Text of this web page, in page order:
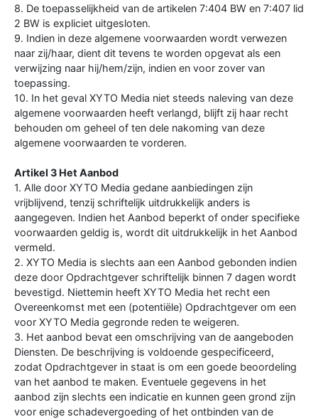
8. De toepasselijkheid van de artikelen 7:404 BW en 7:407 lid
2 BW is expliciet uitgesloten.
9. Indien in deze algemene voorwaarden wordt verwezen
naar zij/haar, dient dit tevens te worden opgevat als een
verwijzing naar hij/hem/zijn, indien en voor zover van
toepassing.
10. In het geval XYTO Media niet steeds naleving van deze
algemene voorwaarden heeft verlangd, blijft zij haar recht
behouden om geheel of ten dele nakoming van deze
algemene voorwaarden te vorderen.
Artikel 3 Het Aanbod
1. Alle door XYTO Media gedane aanbiedingen zijn
vrijblijvend, tenzij schriftelijk uitdrukkelijk anders is
aangegeven. Indien het Aanbod beperkt of onder specifieke
voorwaarden geldig is, wordt dit uitdrukkelijk in het Aanbod
vermeld.
2. XYTO Media is slechts aan een Aanbod gebonden indien
deze door Opdrachtgever schriftelijk binnen 7 dagen wordt
bevestigd. Niettemin heeft XYTO Media het recht een
Overeenkomst met een (potentiële) Opdrachtgever om een
voor XYTO Media gegronde reden te weigeren.
3. Het aanbod bevat een omschrijving van de aangeboden
Diensten. De beschrijving is voldoende gespecificeerd,
zodat Opdrachtgever in staat is om een goede beoordeling
van het aanbod te maken. Eventuele gegevens in het
aanbod zijn slechts een indicatie en kunnen geen grond zijn
voor enige schadevergoeding of het ontbinden van de